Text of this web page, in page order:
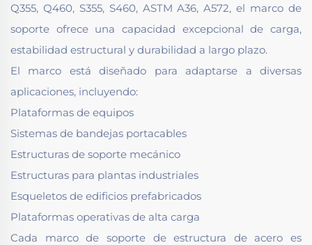
Q355, Q460, S355, S460, ASTM A36, A572, el marco de
soporte ofrece una capacidad excepcional de carga,
estabilidad estructural y durabilidad a largo plazo.
El marco está diseñado para adaptarse a diversas
aplicaciones, incluyendo:
Plataformas de equipos
Sistemas de bandejas portacables
Estructuras de soporte mecánico
Estructuras para plantas industriales
Esqueletos de edificios prefabricados
Plataformas operativas de alta carga
Cada marco de soporte de estructura de acero es